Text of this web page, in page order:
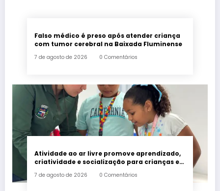
Falso médico é preso após atender criança
com tumor cerebral na Baixada Fluminense
7 de agosto de 2026 0 Comentários
Atividade ao ar livre promove aprendizado,
criatividade e socialização para crianças e
7 de agosto de 2026 0 Comentários